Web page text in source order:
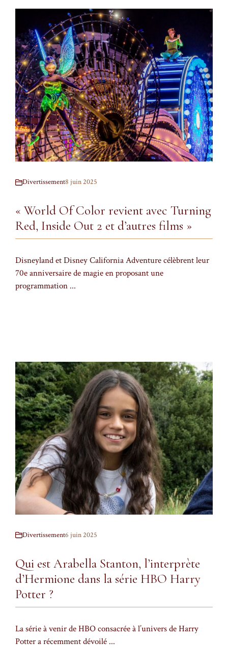
Divertissement8 juin 2025
« World Of Color revient avec Turning
Red, Inside Out 2 et d’autres films »
Disneyland et Disney California Adventure célèbrent leur
70e anniversaire de magie en proposant une
programmation ...
Divertissement6 juin 2025
Qui est Arabella Stanton, l’interprète
d’Hermione dans la série HBO Harry
Potter ?
La série à venir de HBO consacrée à l’univers de Harry
Potter a récemment dévoilé ...